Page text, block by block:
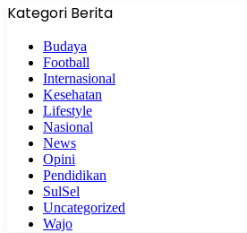
Kategori Berita
Budaya
Football
Internasional
Kesehatan
Lifestyle
Nasional
News
Opini
Pendidikan
SulSel
Uncategorized
Wajo